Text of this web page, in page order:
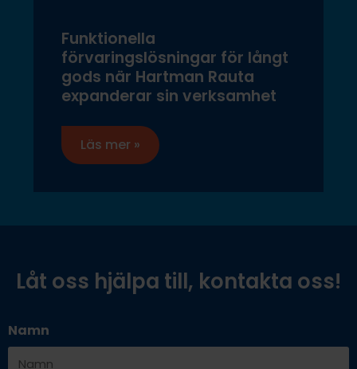
Funktionella
förvaringslösningar för långt
gods när Hartman Rauta
expanderar sin verksamhet
Läs mer »
Låt oss hjälpa till, kontakta oss!
Namn